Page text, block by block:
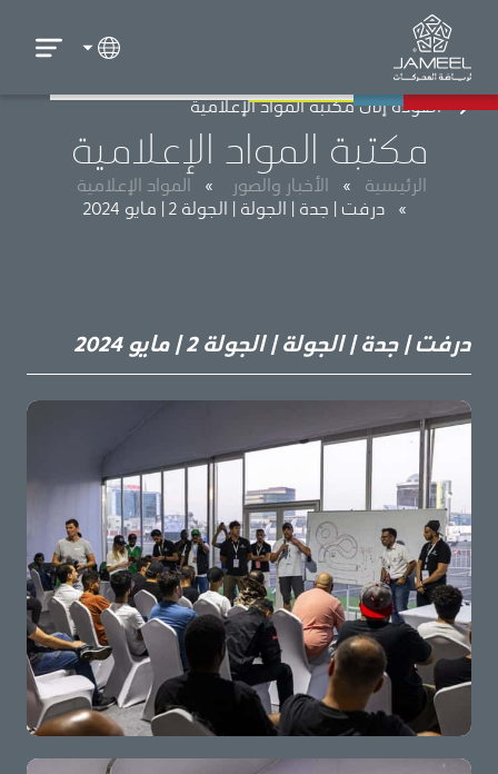
العودة إلى مكتبة المواد الإعلامية
مكتبة المواد الإعلامية
الرئيسية » الأخبار والصور » المواد الإعلامية
» درفت | جدة | الجولة | الجولة 2 | مايو 2024
درفت | جدة | الجولة | الجولة 2 | مايو 2024